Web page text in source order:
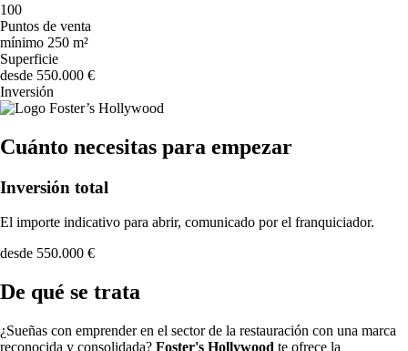
100
Puntos de venta
mínimo 250 m²
Superficie
desde 550.000 €
Inversión
Cuánto necesitas para empezar
Inversión total
El importe indicativo para abrir, comunicado por el franquiciador.
desde 550.000 €
De qué se trata
¿Sueñas con emprender en el sector de la restauración con una marca
reconocida y consolidada? Foster's Hollywood te ofrece la